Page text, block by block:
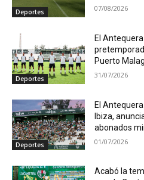
Deportes 07/08/2026
Deportes
El
Puerto
31/07/2026
Deportes
El
Ibiza,
abonados
01/07/2026
Acabó la